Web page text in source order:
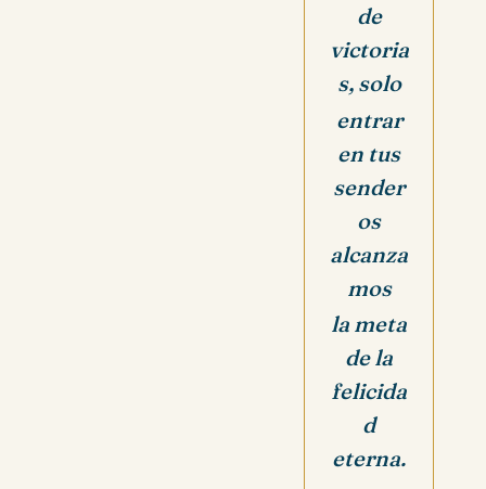
de
victoria
s, solo
entrar
en tus
sender
os
alcanza
mos
la meta
de la
felicida
d
eterna.